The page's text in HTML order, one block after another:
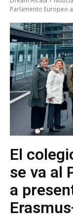
Parlamento Europeo
El
se va al
a